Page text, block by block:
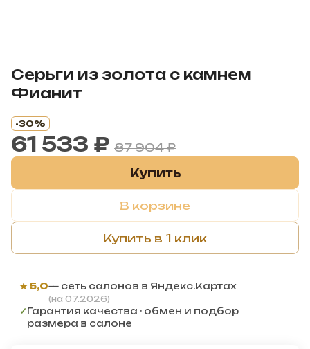
Серьги из золота с камнем
Фианит
-30%
61 533 ₽ 87 904 ₽
Купить
В корзине
Купить в 1 клик
★ 5,0— сеть салонов в Яндекс.Картах
(на 07.2026)
✓Гарантия качества · обмен и подбор
размера в салоне